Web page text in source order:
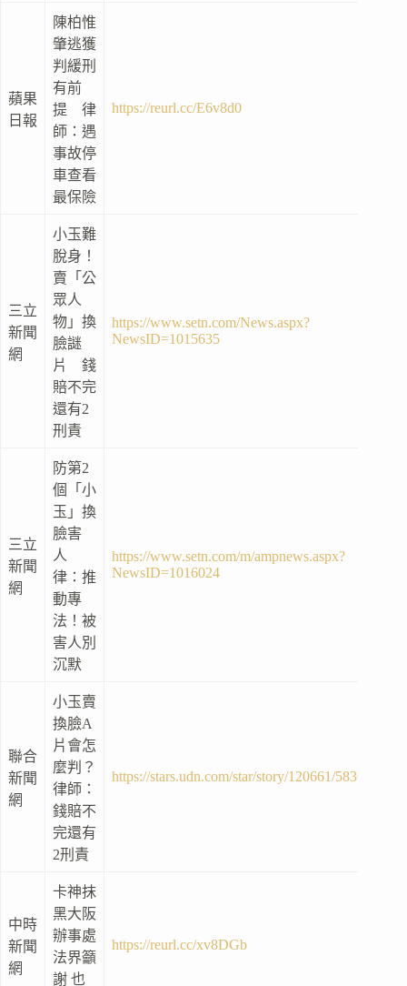
蘋果
日報
陳柏惟
肇逃獲
判緩刑
有前
提 律
師：遇
事故停
車查看
最保險
https://reurl.cc/E6v8d0
三立
新聞
網
小玉難
脫身！
賣「公
眾人
物」換
臉謎
片 錢
賠不完
還有2
刑責
https://www.setn.com/News.aspx?
NewsID=1015635
三立
新聞
網
防第2
個「小
玉」換
臉害
人
律：推
動專
法！被
害人別
沉默
https://www.setn.com/m/ampnews.aspx?
NewsID=1016024
聯合
新聞
網
小玉賣
換臉A
片會怎
麼判？
律師：
錢賠不
完還有
2刑責
https://stars.udn.com/star/story/120661/5836751
中時
新聞
網
卡神抹
黑大阪
辦事處
法界籲
謝 也
https://reurl.cc/xv8DGb